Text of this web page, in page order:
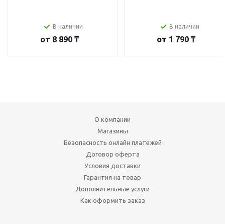
В наличии
от 8 890 ₸
В наличии
от 1 790 ₸
О компании
Магазины
Безопасность онлайн платежей
Договор оферта
Условия доставки
Гарантия на товар
Дополнительные услуги
Как оформить заказ